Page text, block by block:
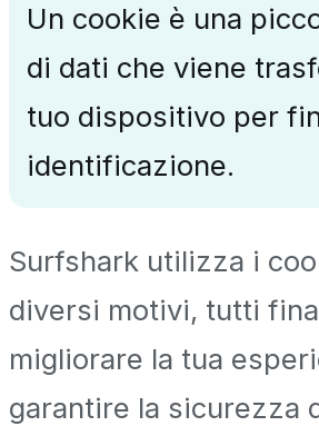
Un cookie è una
di dati che viene
tuo dispositivo per
identificazione.
Surfshark utilizza i
diversi motivi, tutti
migliorare la tua
garantire la sicurezza